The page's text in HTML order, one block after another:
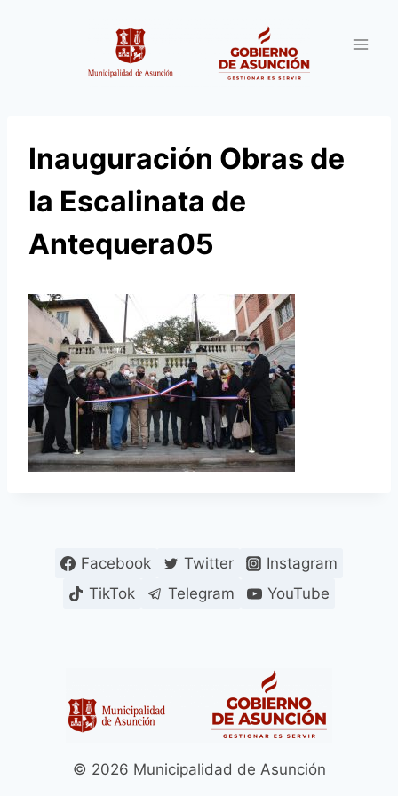
Inauguración Obras de
la Escalinata de
Antequera05
Facebook Twitter
Instagram
TikTok
Telegram YouTube
© 2026 Municipalidad de Asunción